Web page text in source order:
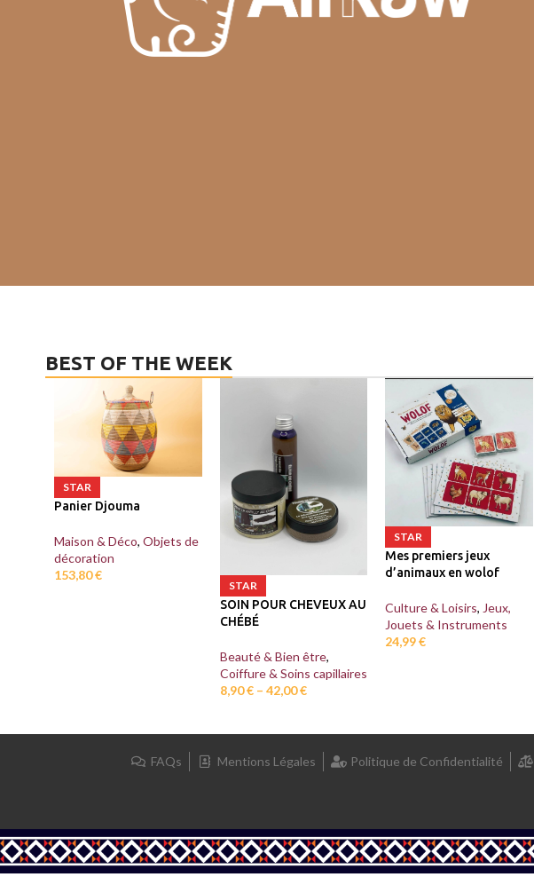
BEST OF THE WEEK
STAR
Panier Djouma
Maison & Déco, Objets de
décoration
153,80€
STAR
SOIN POUR CHEVEUX AU
CHÉBÉ
Beauté & Bien être,
Coiffure & Soins capillaires
8,90€– 42,00€
STAR
Mes premiers jeux
d’animaux en wolof
Culture & Loisirs, Jeux,
Jouets & Instruments
24,99€
FAQs Mentions Légales Politique de Confidentialité